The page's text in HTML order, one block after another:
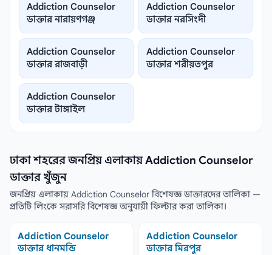
Addiction Counselor
ডাক্তার নারায়ণগঞ্জ
Addiction Counselor
ডাক্তার নরসিংদী
Addiction Counselor
ডাক্তার রাজবাড়ী
Addiction Counselor
ডাক্তার শরীয়তপুর
Addiction Counselor
ডাক্তার টাঙ্গাইল
ঢাকা শহরের জনপ্রিয় এলাকায় Addiction Counselor
ডাক্তার খুঁজুন
জনপ্রিয় এলাকায় Addiction Counselor বিশেষজ্ঞ ডাক্তারদের তালিকা —
প্রতিটি লিংকে সরাসরি বিশেষজ্ঞ অনুযায়ী ফিল্টার করা তালিকা।
Addiction Counselor
ডাক্তার ধানমন্ডি
Addiction Counselor
ডাক্তার মিরপুর